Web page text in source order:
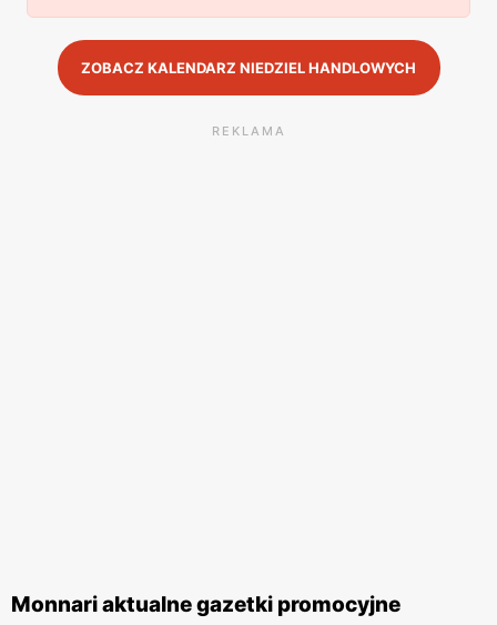
ZOBACZ KALENDARZ NIEDZIEL HANDLOWYCH
REKLAMA
Monnari aktualne gazetki promocyjne